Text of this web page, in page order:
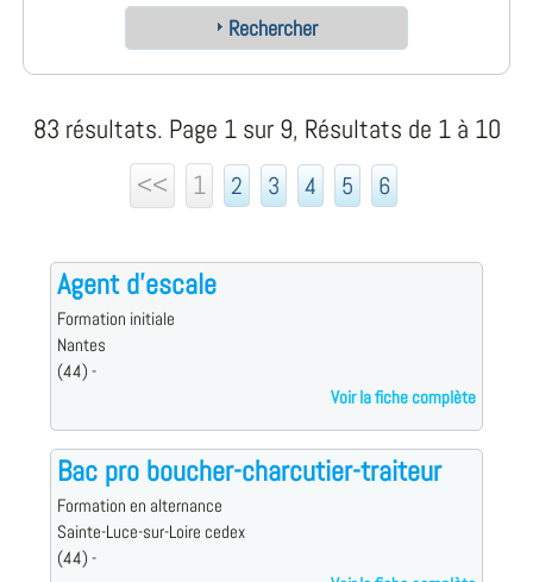
Rechercher
83 résultats. Page 1 sur 9, Résultats de 1 à 10
<<
1 2 3 4 5 6
Agent d'escale
Formation initiale
Nantes
(44) -
Voir la fiche complète
Bac pro boucher-charcutier-traiteur
Formation en alternance
Sainte-Luce-sur-Loire cedex
(44) -